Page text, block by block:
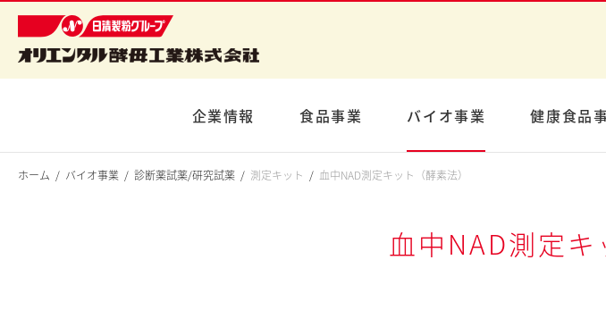
企業情報 食品事業 バイオ事業 健康食品
ホーム バイオ事業 診断薬試薬/研究試薬 測定キット 血中NAD測定キット（酵素法）
血中NAD測定キ